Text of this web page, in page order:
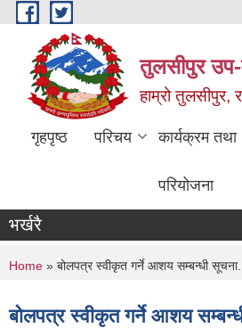
Skip to main content
तुलसीपुर उप-
हाम्रो तुलसीपुर,
गृहपृष्ठ परिचय कार्यक्रम तथा
परियोजना
भर्खरै
You are here
Home » बोलपत्र स्वीकृत गर्ने आशय सम्बन्धी
बोलपत्र स्वीकृत गर्ने आशय